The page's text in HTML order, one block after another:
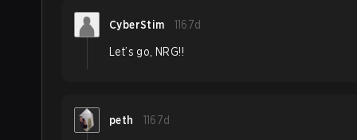
CyberStim 1167d
Let’s go, NRG!!
peth 1167d